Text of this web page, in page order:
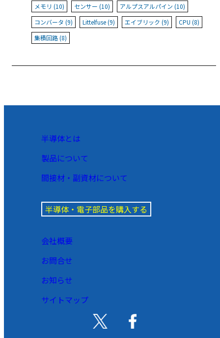
メモリ (10)
センサー (10)
アルプスアルパイン (10)
コンバータ (9)
Littelfuse (9) エイブリック (9)
CPU (8)
集積回路 (8)
半導体とは
製品について
間接材・副資材について
半導体・電子部品を購入する
会社概要
お問合せ
お知らせ
サイトマップ